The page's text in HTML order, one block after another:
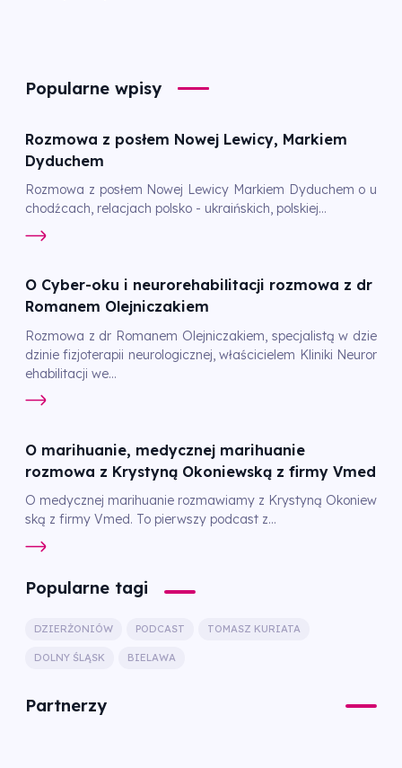
Popularne wpisy
Rozmowa z posłem Nowej Lewicy, Markiem
Dyduchem
Rozmowa z posłem Nowej Lewicy Markiem Dyduchem o u
chodźcach, relacjach polsko - ukraińskich, polskiej...
O Cyber-oku i neurorehabilitacji rozmowa z dr
Romanem Olejniczakiem
Rozmowa z dr Romanem Olejniczakiem, specjalistą w dzie
dzinie fizjoterapii neurologicznej, właścicielem Kliniki Neuror
ehabilitacji we...
O marihuanie, medycznej marihuanie
rozmowa z Krystyną Okoniewską z firmy Vmed
O medycznej marihuanie rozmawiamy z Krystyną Okoniew
ską z firmy Vmed. To pierwszy podcast z...
Popularne tagi
DZIERŻONIÓW PODCAST TOMASZ KURIATA
DOLNY ŚLĄSK BIELAWA
Partnerzy